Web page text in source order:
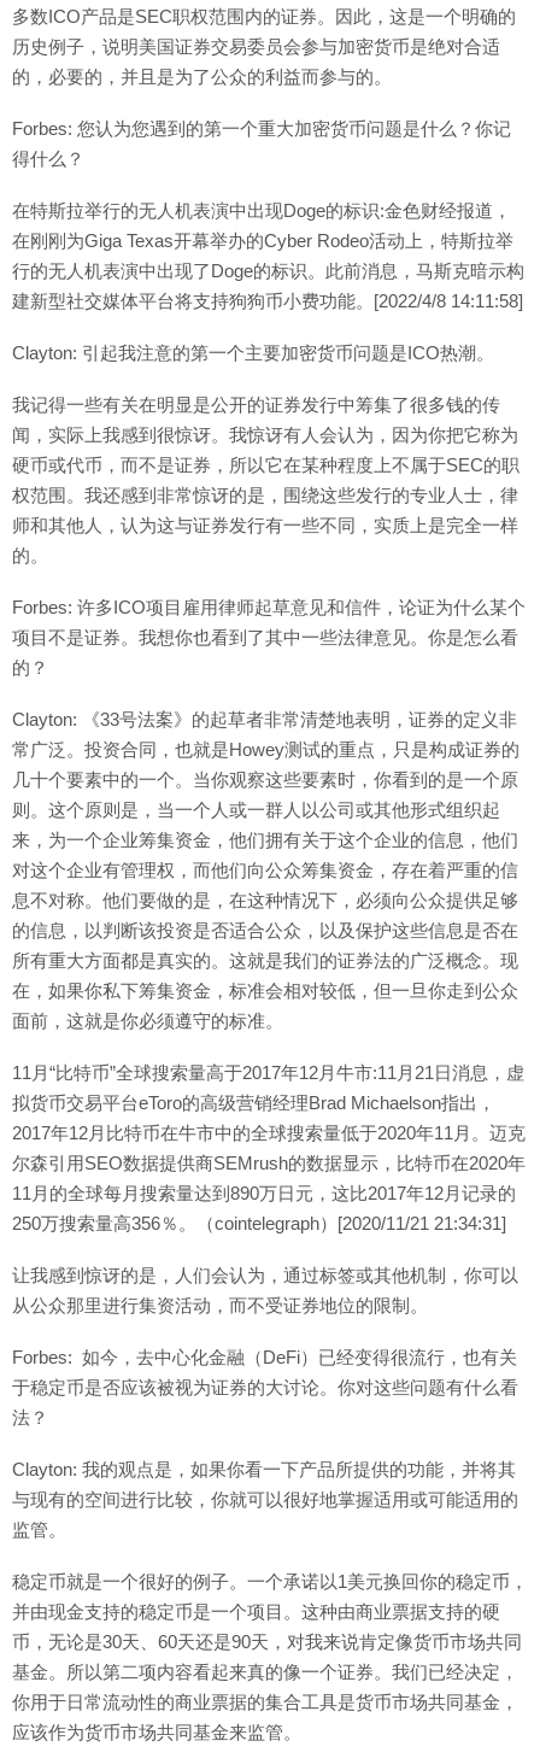
多数ICO产品是SEC职权范围内的证券。因此，这是一个明确的
历史例子，说明美国证券交易委员会参与加密货币是绝对合适
的，必要的，并且是为了公众的利益而参与的。
Forbes: 您认为您遇到的第一个重大加密货币问题是什么？你记
得什么？
在特斯拉举行的无人机表演中出现Doge的标识:金色财经报道，
在刚刚为Giga Texas开幕举办的Cyber Rodeo活动上，特斯拉举
行的无人机表演中出现了Doge的标识。此前消息，马斯克暗示构
建新型社交媒体平台将支持狗狗币小费功能。[2022/4/8 14:11:58]
Clayton: 引起我注意的第一个主要加密货币问题是ICO热潮。
我记得一些有关在明显是公开的证券发行中筹集了很多钱的传
闻，实际上我感到很惊讶。我惊讶有人会认为，因为你把它称为
硬币或代币，而不是证券，所以它在某种程度上不属于SEC的职
权范围。我还感到非常惊讶的是，围绕这些发行的专业人士，律
师和其他人，认为这与证券发行有一些不同，实质上是完全一样
的。
Forbes: 许多ICO项目雇用律师起草意见和信件，论证为什么某个
项目不是证券。我想你也看到了其中一些法律意见。你是怎么看
的？
Clayton: 《33号法案》的起草者非常清楚地表明，证券的定义非
常广泛。投资合同，也就是Howey测试的重点，只是构成证券的
几十个要素中的一个。当你观察这些要素时，你看到的是一个原
则。这个原则是，当一个人或一群人以公司或其他形式组织起
来，为一个企业筹集资金，他们拥有关于这个企业的信息，他们
对这个企业有管理权，而他们向公众筹集资金，存在着严重的信
息不对称。他们要做的是，在这种情况下，必须向公众提供足够
的信息，以判断该投资是否适合公众，以及保护这些信息是否在
所有重大方面都是真实的。这就是我们的证券法的广泛概念。现
在，如果你私下筹集资金，标准会相对较低，但一旦你走到公众
面前，这就是你必须遵守的标准。
11月“比特币”全球搜索量高于2017年12月牛市:11月21日消息，虚
拟货币交易平台eToro的高级营销经理Brad Michaelson指出，
2017年12月比特币在牛市中的全球搜索量低于2020年11月。迈克
尔森引用SEO数据提供商SEMrush的数据显示，比特币在2020年
11月的全球每月搜索量达到890万日元，这比2017年12月记录的
250万搜索量高356％。（cointelegraph）[2020/11/21 21:34:31]
让我感到惊讶的是，人们会认为，通过标签或其他机制，你可以
从公众那里进行集资活动，而不受证券地位的限制。
Forbes: 如今，去中心化金融（DeFi）已经变得很流行，也有关
于稳定币是否应该被视为证券的大讨论。你对这些问题有什么看
法？
Clayton: 我的观点是，如果你看一下产品所提供的功能，并将其
与现有的空间进行比较，你就可以很好地掌握适用或可能适用的
监管。
稳定币就是一个很好的例子。一个承诺以1美元换回你的稳定币，
并由现金支持的稳定币是一个项目。这种由商业票据支持的硬
币，无论是30天、60天还是90天，对我来说肯定像货币市场共同
基金。所以第二项内容看起来真的像一个证券。我们已经决定，
你用于日常流动性的商业票据的集合工具是货币市场共同基金，
应该作为货币市场共同基金来监管。